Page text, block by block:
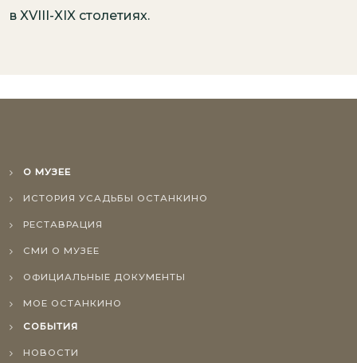
в XVIII-XIX столетиях.
О МУЗЕЕ
ИСТОРИЯ УСАДЬБЫ ОСТАНКИНО
РЕСТАВРАЦИЯ
СМИ О МУЗЕЕ
ОФИЦИАЛЬНЫЕ ДОКУМЕНТЫ
МОЕ ОСТАНКИНО
СОБЫТИЯ
НОВОСТИ